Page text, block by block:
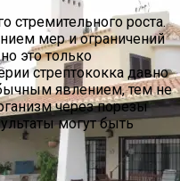
Перекрытия ВП В
стремительного роста.
мер и ограничений
это только
стрептококка давно
явлением, тем не
через порезы
могут быть